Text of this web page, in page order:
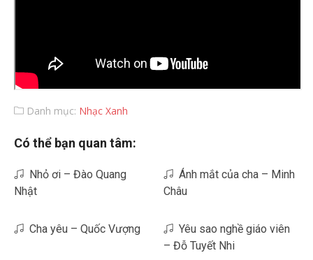
Danh mục: Nhạc Xanh
Có thể bạn quan tâm:
Nhỏ ơi – Đào Quang
Nhật
Ánh mắt của cha – Minh
Châu
Cha yêu – Quốc Vượng
Yêu sao nghề giáo viên
– Đỗ Tuyết Nhi